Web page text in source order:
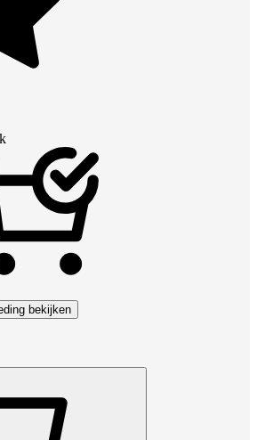
bekijken